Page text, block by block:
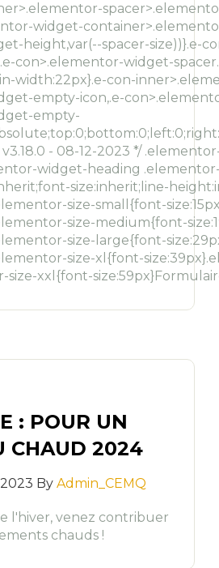
widget-
height,var(--spacer-size))}.e-
con>.elementor-widget-
width:22px}.e-con-
empty-icon,.e-
empty-
- 08-12-2023 */
widget-heading
size:inherit;line-
size-small{font-
size-medium{font-
size-large{font-
size-xl{font-
xxl{font-
: POUR UN
CHAUD 2024
By Admin_CEMQ
l'hiver, venez contribuer
chauds !